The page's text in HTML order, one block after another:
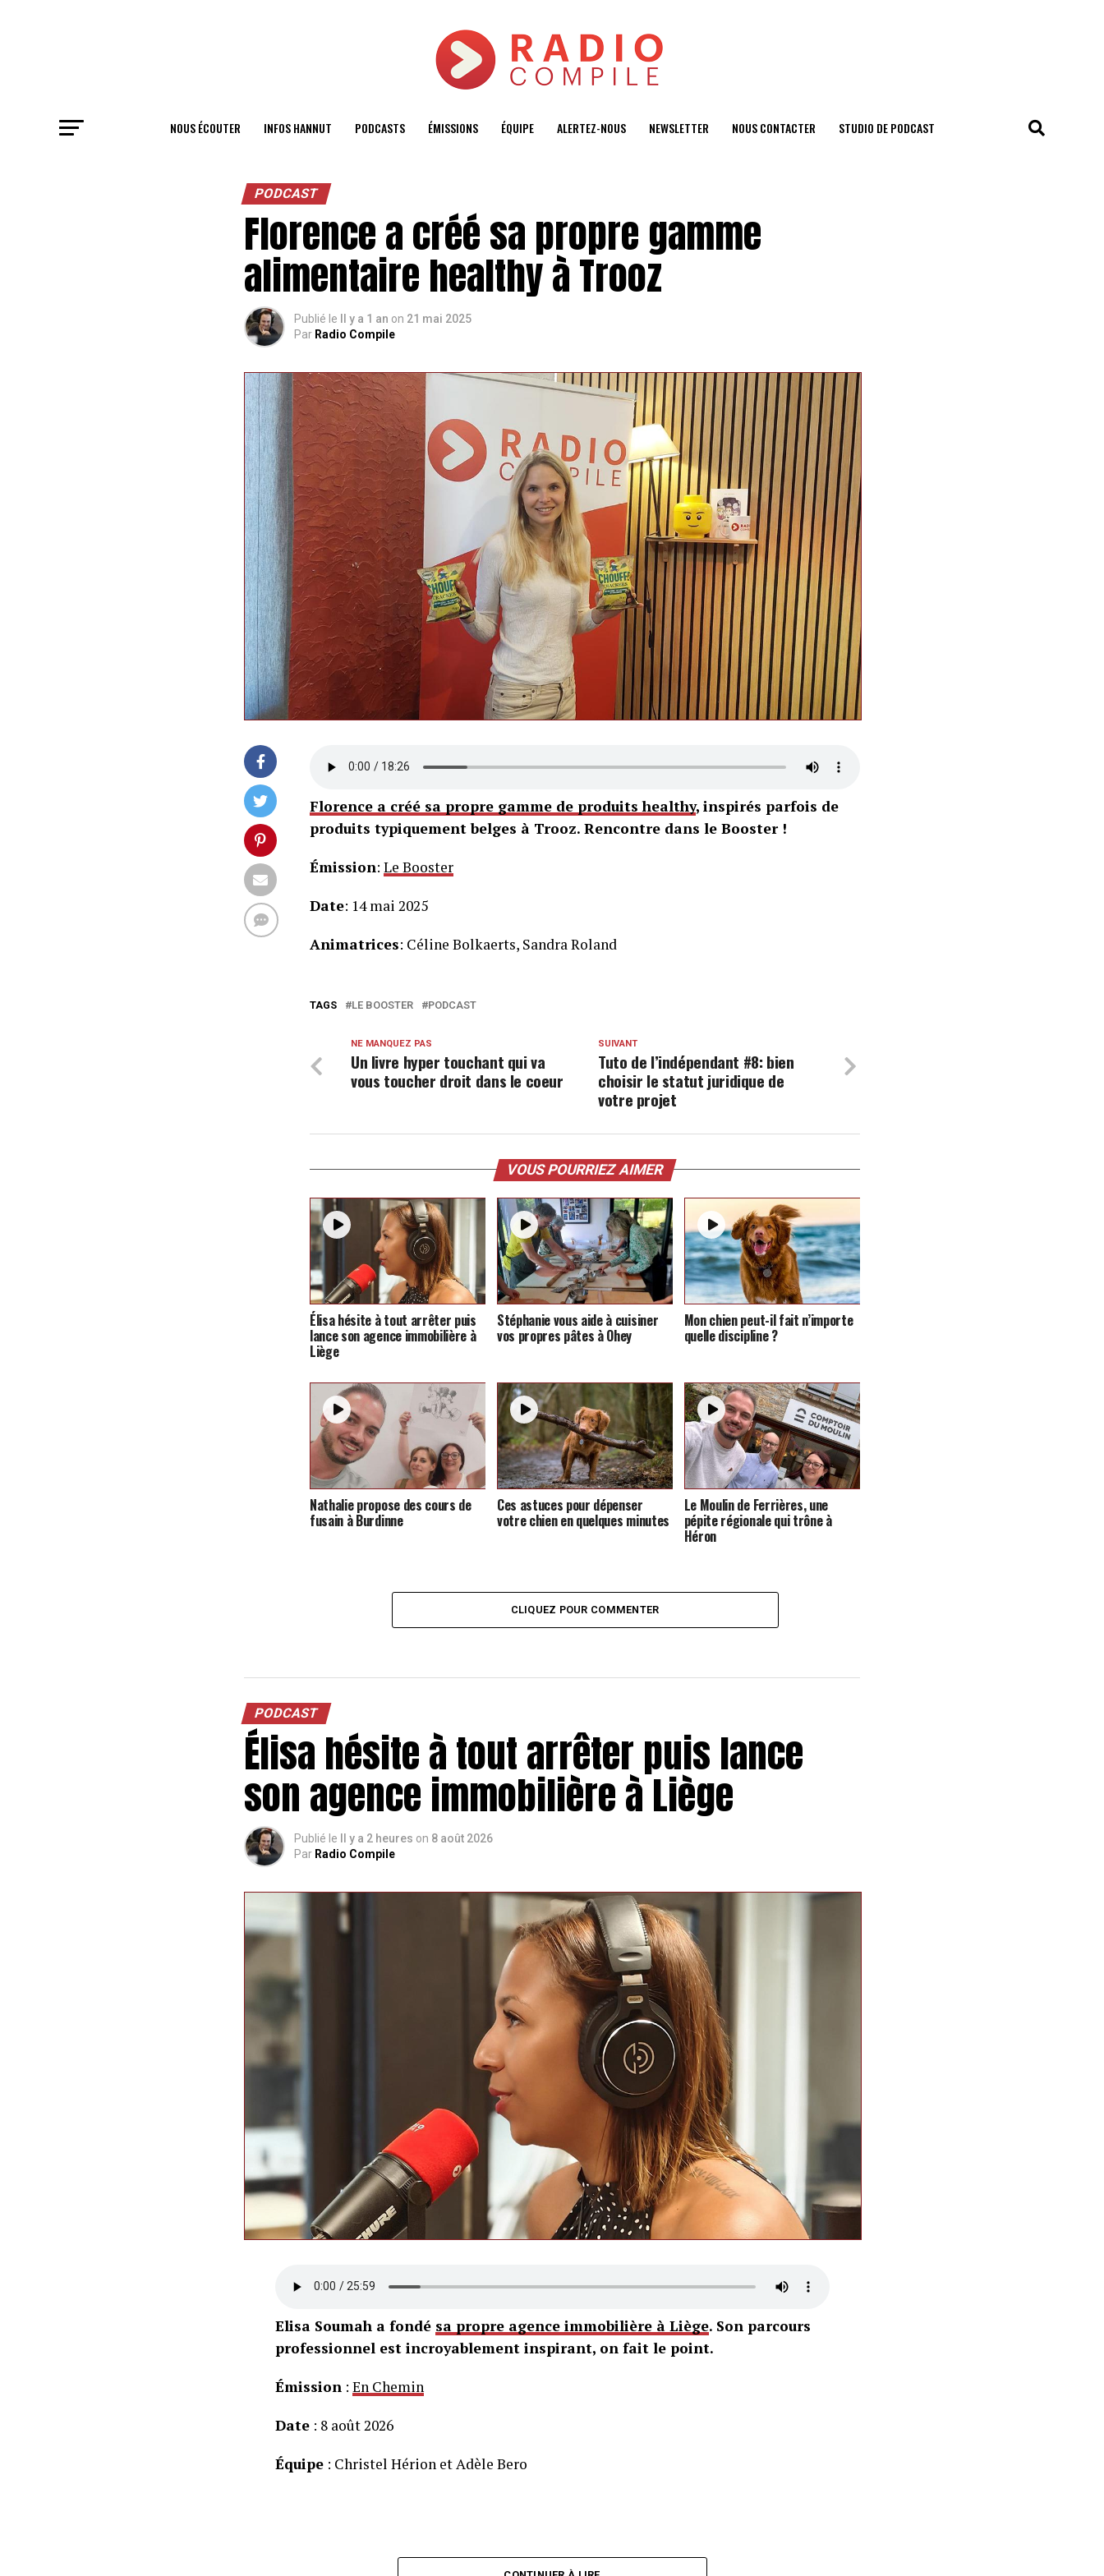
NOUS ÉCOUTER INFOS HANNUT PODCASTS ÉMISSIONS ÉQUIPE ALERTEZ-NOUS NEWSLETTER NOUS CONTACTER STUDIO DE PODCAST
PODCAST
Florence a créé sa propre gamme
alimentaire healthy à Trooz
Publié le Il y a 1 an on 21 mai 2025
Par Radio Compile
Florence a créé sa propre gamme de produits healthy, inspirés parfois de
produits typiquement belges à Trooz. Rencontre dans le Booster !
Émission: Le Booster
Date: 14 mai 2025
Animatrices: Céline Bolkaerts, Sandra Roland
TAGS LE BOOSTER PODCAST
SUIVANT
Tuto de l’indépendant #8: bien
choisir le statut juridique de
votre projet
NE MANQUEZ PAS
Un livre hyper touchant qui va
vous toucher droit dans le coeur
VOUS POURRIEZ AIMER
Élisa hésite à tout arrêter puis
lance son agence immobilière à
Liège
Stéphanie vous aide à cuisiner
vos propres pâtes à Ohey
Mon chien peut-il fait n’importe
quelle discipline ?
Nathalie propose des cours de
fusain à Burdinne
Ces astuces pour dépenser
votre chien en quelques minutes
Le Moulin de Ferrières, une
pépite régionale qui trône à
Héron
CLIQUEZ POUR COMMENTER
PODCAST
Élisa hésite à tout arrêter puis lance
son agence immobilière à Liège
Publié le Il y a 2 heures on 8 août 2026
Par Radio Compile
Elisa Soumah a fondé sa propre agence immobilière à Liège. Son parcours
professionnel est incroyablement inspirant, on fait le point.
Émission: En Chemin
Date: 8 août 2026
Équipe: Christel Hérion et Adèle Bero